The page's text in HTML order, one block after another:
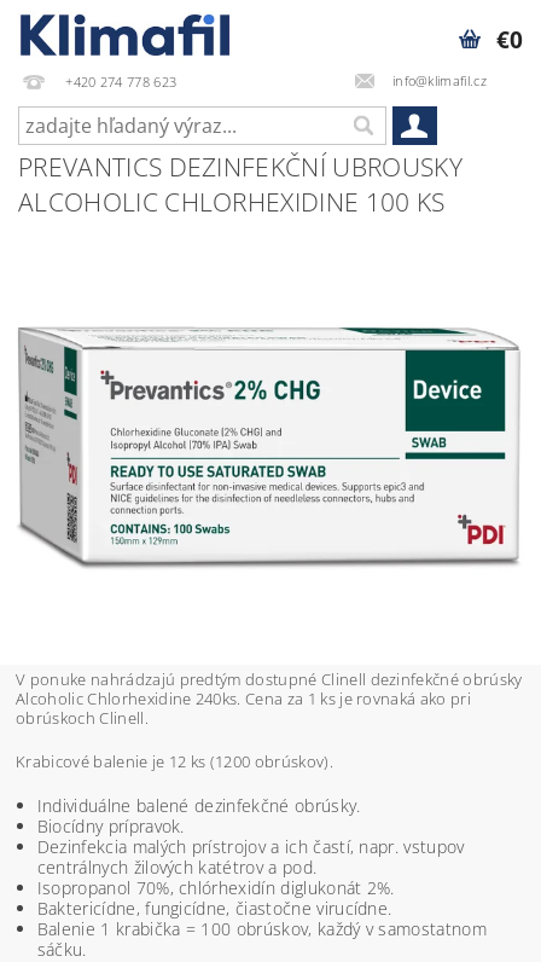
+420 274 778 623 info@klimafil.cz
€0
PREVANTICS DEZINFEKČNÍ UBROUSKY
ALCOHOLIC CHLORHEXIDINE 100 KS
V ponuke nahrádzajú predtým dostupné Clinell dezinfekčné obrúsky
Alcoholic Chlorhexidine 240ks. Cena za 1 ks je rovnaká ako pri
obrúskoch Clinell.
Krabicové balenie je 12 ks (1200 obrúskov).
Individuálne balené dezinfekčné obrúsky.
Biocídny prípravok.
Dezinfekcia malých prístrojov a ich častí, napr. vstupov
centrálnych žilových katétrov a pod.
Isopropanol 70%, chlórhexidín diglukonát 2%.
Baktericídne, fungicídne, čiastočne virucídne.
Balenie 1 krabička = 100 obrúskov, každý v samostatnom
sáčku.